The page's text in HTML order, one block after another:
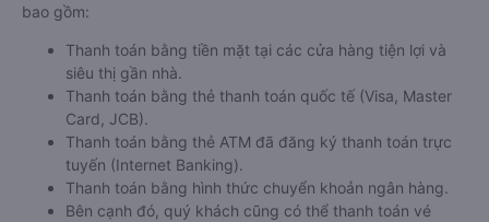
bao gồm:
Thanh toán bằng tiền mặt tại các cửa hàng tiện lợi và
siêu thị gần nhà.
Thanh toán bằng thẻ thanh toán quốc tế (Visa, Master
Card, JCB).
Thanh toán bằng thẻ ATM đã đăng ký thanh toán trực
tuyến (Internet Banking).
Thanh toán bằng hình thức chuyển khoản ngân hàng.
Bên cạnh đó, quý khách cũng có thể thanh toán vé